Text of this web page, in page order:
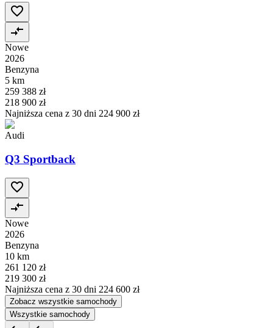
Nowe
2026
Benzyna
5 km
259 388 zł
218 900 zł
Najniższa cena z 30 dni 224 900 zł
Audi
Q3 Sportback
Nowe
2026
Benzyna
10 km
261 120 zł
219 300 zł
Najniższa cena z 30 dni 224 600 zł
Zobacz wszystkie samochody
Wszystkie samochody